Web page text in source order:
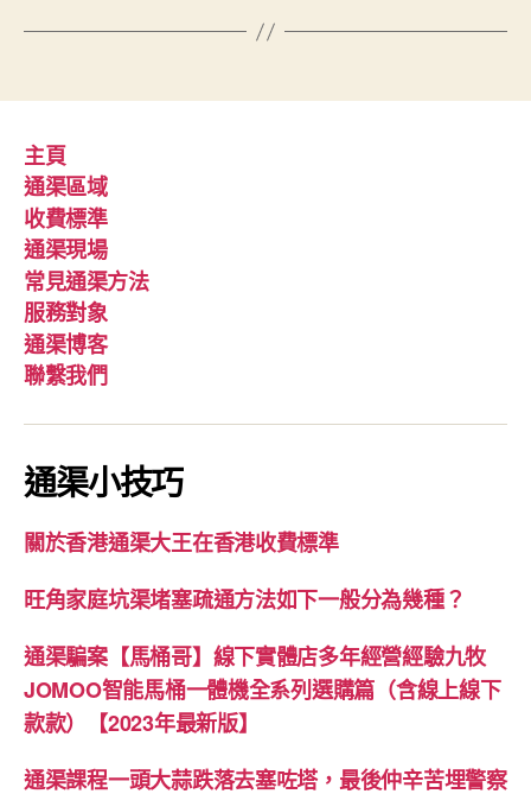
主頁
通渠區域
收費標準
通渠現場
常見通渠方法
服務對象
通渠博客
聯繫我們
通渠小技巧
關於香港通渠大王在香港收費標準
旺角家庭坑渠堵塞疏通方法如下一般分為幾種？
通渠騙案【馬桶哥】線下實體店多年經營經驗九牧
JOMOO智能馬桶一體機全系列選購篇（含線上線下
款款）【2023年最新版】
通渠課程一頭大蒜跌落去塞咗塔，最後仲辛苦埋警察